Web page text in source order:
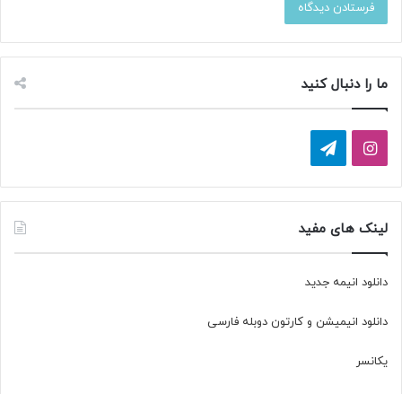
ما را دنبال کنید
ی
س
ت
ا
گ
ل
گ
ر
ا
م
لینک های مفید
دانلود انیمه جدید
دانلود انیمیشن و کارتون دوبله فارسی
یکانسر